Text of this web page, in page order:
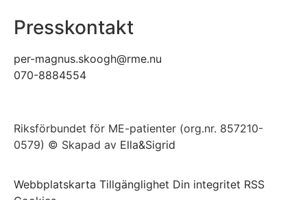
Presskontakt
per-magnus.skoogh@rme.nu
070-8884554
Riksförbundet för ME-patienter (org.nr. 857210-
0579) © Skapad av Ella&Sigrid
Webbplatskarta Tillgänglighet Din integritet RSS